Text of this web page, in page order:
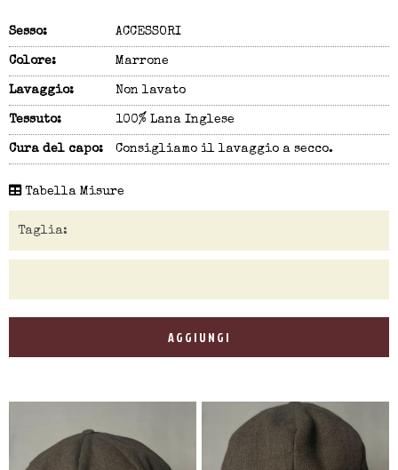
Sesso: ACCESSORI
Colore: Marrone
Lavaggio: Non lavato
Tessuto: 100% Lana Inglese
Cura del capo: Consigliamo il lavaggio a secco.
Tabella Misure